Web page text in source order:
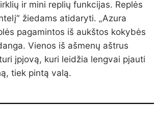
ir mini replių funkcijas. Replės
žiedams atidaryti. „Azura
pagamintos iš aukštos kokybės
Vienos iš ašmenų aštrus
įpjovą, kuri leidžia lengvai pjauti
tiek pintą valą.